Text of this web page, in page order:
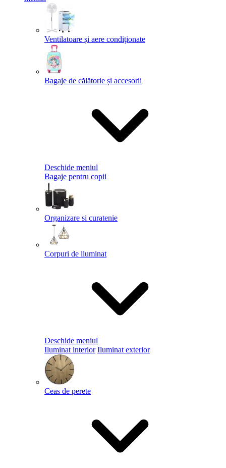
Ventilatoare și aere condiționate
Bagaje de călătorie și accesorii
Deschide meniul
Bagaje pentru copii
Organizare si curatenie
Corpuri de iluminat
Deschide meniul
Iluminat interior Iluminat exterior
Ceas de perete